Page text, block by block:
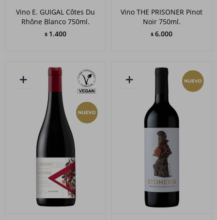
Vino E. GUIGAL Côtes Du
Rhône Blanco 750ml.
$ 1.400
Vino THE PRISONER Pinot
Noir 750ml.
$ 6.000